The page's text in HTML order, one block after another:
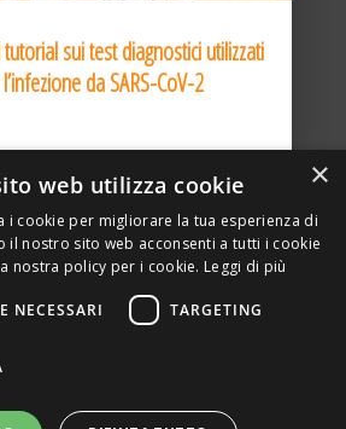
sui test diagnostici utilizzati
da SARS-CoV-2
15 – 20127 – MILANO – P. IVA
GRAFICAEFOTO WEB AGENCY –
×
web utilizza cookie
i cookie per migliorare la tua esperienza di
il nostro sito web acconsenti a tutti i cookie
nostra policy per i cookie. Leggi di più
NECESSARI TARGETING